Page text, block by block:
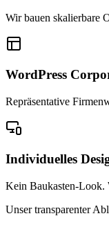
Wir bauen skalierbare
WordPress
Repräsentative
Individuelles
Kein Baukasten-Look.
Unser transparenter